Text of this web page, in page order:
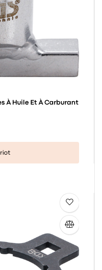
À Huile Et À Carburant